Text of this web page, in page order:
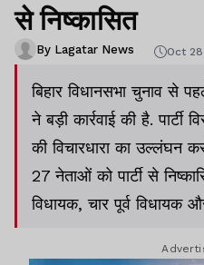
से निष्कासित
By Lagatar News Oct
बिहार विधानसभा चुनाव से
ने बड़ी कार्रवाई की है. पार्टी
की विचारधारा का
27 नेताओं को पार्टी से
विधायक, चार पूर्व विधायक